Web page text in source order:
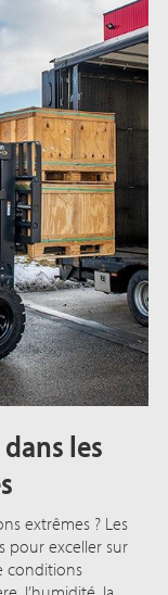
les
extrêmes ? Les
pour exceller sur
conditions